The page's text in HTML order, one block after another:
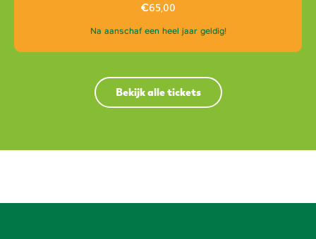
€65,00
Na aanschaf een heel jaar geldig!
Bekijk alle tickets